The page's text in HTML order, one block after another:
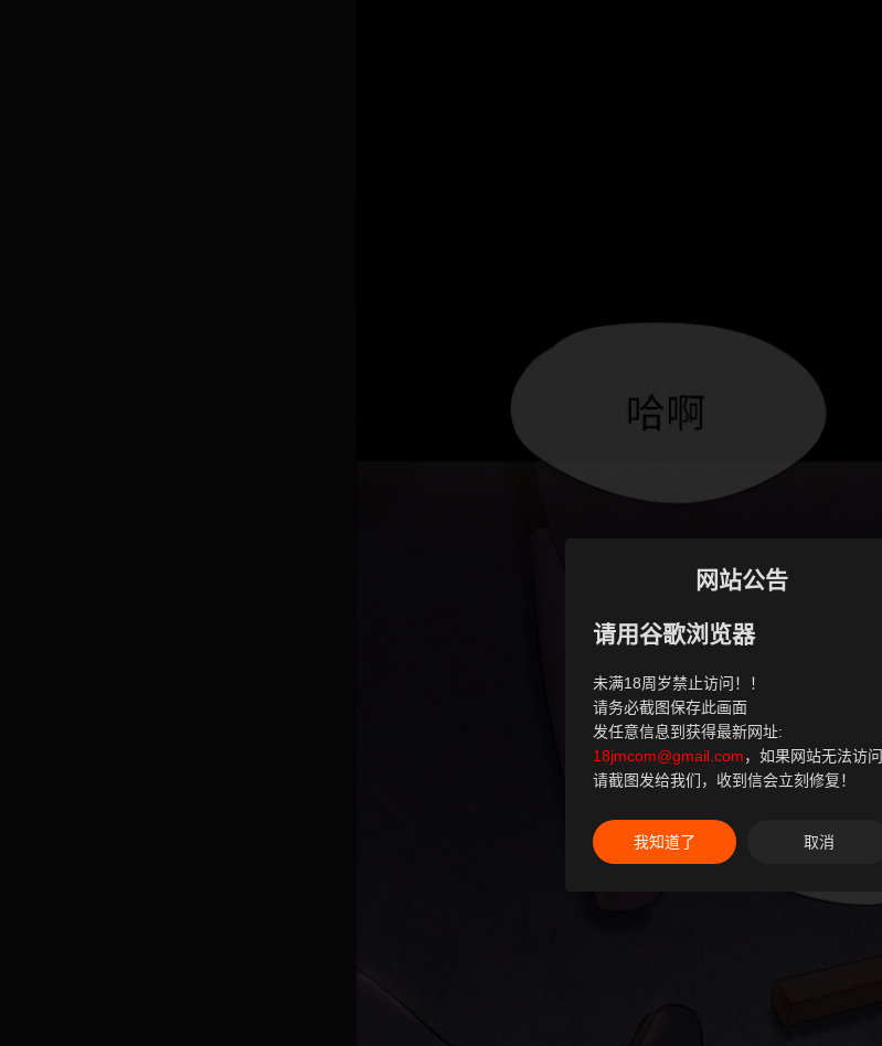
网站公告
请用谷歌浏览器
未满18周岁禁止访问！！
请务必截图保存此画面
发任意信息到获得最新网址:
18jmcom@gmail.com，如果网站无法访问
请截图发给我们，收到信会立刻修复！
我知道了 取消